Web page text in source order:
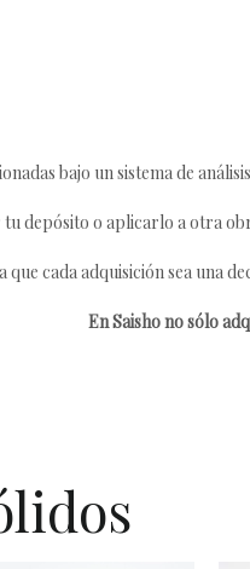
bajo un sistema de
depósito o aplicarlo a otra
cada adquisición sea una
En Saisho no sólo